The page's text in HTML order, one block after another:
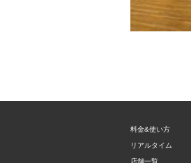
料金&使い方
リアルタイム
店舗一覧